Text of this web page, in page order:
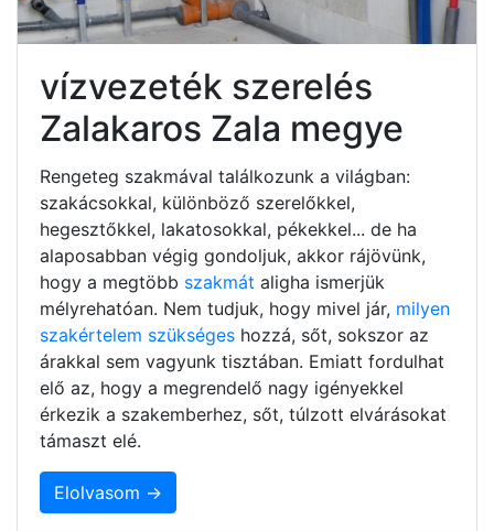
vízvezeték szerelés
Zalakaros Zala megye
Rengeteg szakmával találkozunk a világban:
szakácsokkal, különböző szerelőkkel,
hegesztőkkel, lakatosokkal, pékekkel... de ha
alaposabban végig gondoljuk, akkor rájövünk,
hogy a megtöbb szakmát aligha ismerjük
mélyrehatóan. Nem tudjuk, hogy mivel jár, milyen
szakértelem szükséges hozzá, sőt, sokszor az
árakkal sem vagyunk tisztában. Emiatt fordulhat
elő az, hogy a megrendelő nagy igényekkel
érkezik a szakemberhez, sőt, túlzott elvárásokat
támaszt elé.
Elolvasom →